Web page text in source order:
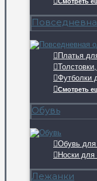
Платья
Футболки
Смотреть
Обувь
Обувь для
Носки для
Лежанки